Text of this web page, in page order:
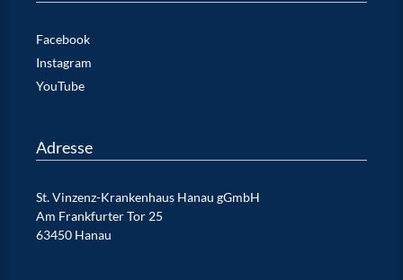
Facebook
Instagram
YouTube
Adresse
St. Vinzenz-Krankenhaus Hanau gGmbH
Am Frankfurter Tor 25
63450 Hanau